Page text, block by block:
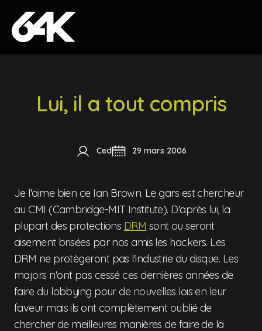
Skip to content
Lui, il a tout compris
Ced 29 mars 2006
Je l'aime bien ce Ian Brown. Le gars est chercheur
au CMI (Cambridge-MIT Institute). D'après lui, la
plupart des protections DRM sont ou seront
aisement brisées par nos amis les hackers. Les
DRM ne protègeront pas l'industrie du disque. Les
majors n'ont pas cessé ces dernières années de
faire du lobbying pour de nouvelles lois en leur
faveur mais ils ont complètement oublié de
chercher de meilleures manières de faire de la